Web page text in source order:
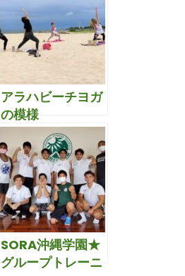
アラハビーチヨガ
の模様
SORA沖縄学園★
グループトレーニ